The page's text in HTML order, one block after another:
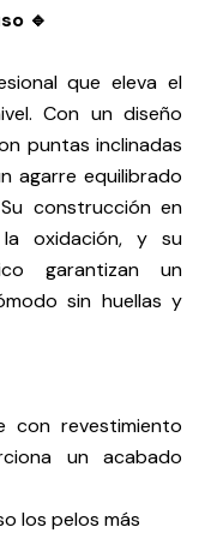
🔹
que eleva el
Con un diseño
puntas inclinadas
agarre equilibrado
construcción en
oxidación, y su
garantizan un
sin huellas y
con revestimiento
un acabado
los pelos más